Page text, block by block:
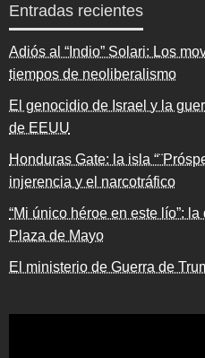
Entradas recientes
Adiós al “Indio” Solari: Los
tiempos de neoliberalismo
El genocidio de Israel y la
de EEUU
Honduras Gate: la isla
injerencia y el narcotráfico
“Mi único héroe en este lío”:
Plaza de Mayo
El ministerio de Guerra de